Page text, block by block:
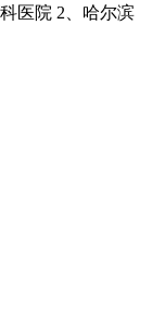
医院 2、哈尔滨